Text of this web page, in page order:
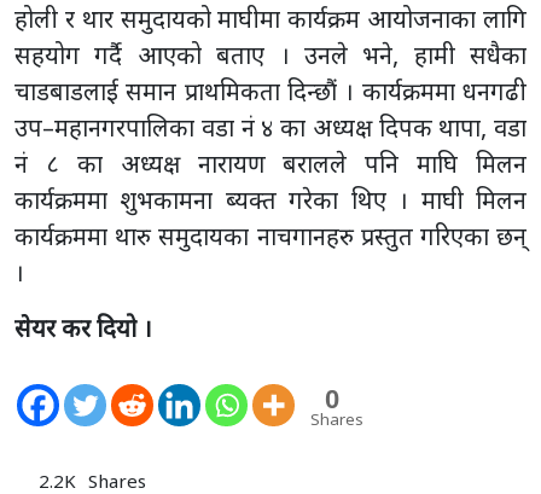
होली र थार समुदायको माघीमा कार्यक्रम आयोजनाका लागि
सहयोग गर्दै आएको बताए । उनले भने, हामी सधैका
चाडबाडलाई समान प्राथमिकता दिन्छौं । कार्यक्रममा धनगढी
उप–महानगरपालिका वडा नं ४ का अध्यक्ष दिपक थापा, वडा
नं ८ का अध्यक्ष नारायण बरालले पनि माघि मिलन
कार्यक्रममा शुभकामना ब्यक्त गरेका थिए । माघी मिलन
कार्यक्रममा थारु समुदायका नाचगानहरु प्रस्तुत गरिएका छन्
।
सेयर कर दियो ।
0
Shares
2.2K Shares